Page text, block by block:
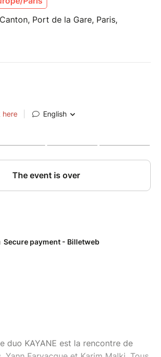
Port de la Gare, Paris,
duo KAYANE est la rencontre de